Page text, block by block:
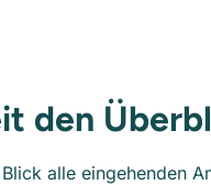
den
alle eingehenden